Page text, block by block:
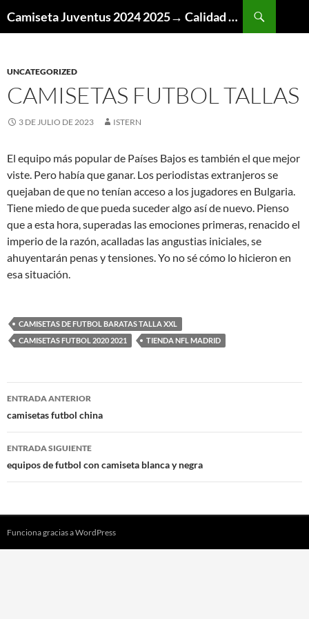
Camiseta Juventus 2024 2025→ Calidad Thai AAA
UNCATEGORIZED
CAMISETAS FUTBOL TALLAS
3 DE JULIO DE 2023 ISTERN
El equipo más popular de Países Bajos es también el que mejor
viste. Pero había que ganar. Los periodistas extranjeros se
quejaban de que no tenían acceso a los jugadores en Bulgaria.
Tiene miedo de que pueda suceder algo así de nuevo. Pienso
que a esta hora, superadas las emociones primeras, renacido el
imperio de la razón, acalladas las angustias iniciales, se
ahuyentarán penas y tensiones. Yo no sé cómo lo hicieron en
esa situación.
CAMISETAS DE FUTBOL BARATAS TALLA XXL
CAMISETAS FUTBOL 2020 2021
TIENDA NFL MADRID
Navegación
de
entradas
ENTRADA ANTERIOR
camisetas futbol china
ENTRADA SIGUIENTE
equipos de futbol con camiseta blanca y negra
Funciona gracias a WordPress